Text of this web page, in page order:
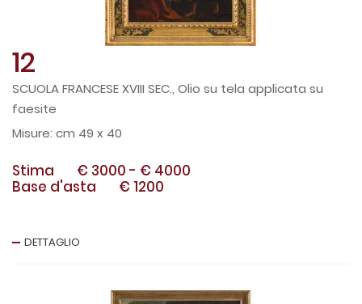
12
SCUOLA FRANCESE XVIII SEC., Olio su tela applicata su
faesite
cm 49 x 40
Stima € 3000 - € 4000
Base d'asta
€ 1200
DETTAGLIO